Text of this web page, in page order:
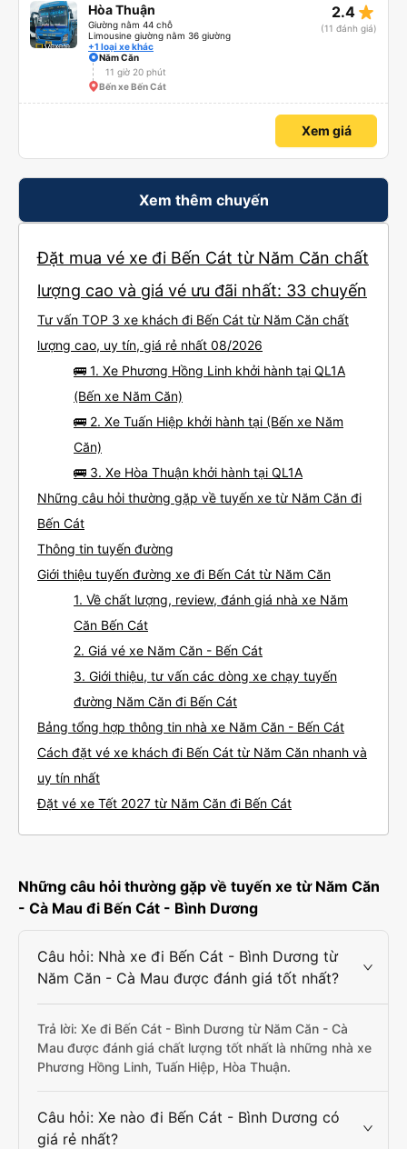
Hòa Thuận
Giường nằm 44 chỗ
Limousine giường nằm 36 giường
+1 loại xe khác
2.4 star_rate
(11 đánh giá)
Năm Căn
11 giờ 20 phút
Bến xe Bến Cát
Xem giá
Xem thêm chuyến
Đặt mua vé xe đi Bến Cát từ Năm Căn chất
lượng cao và giá vé ưu đãi nhất: 33 chuyến
Tư vấn TOP 3 xe khách đi Bến Cát từ Năm Căn chất
lượng cao, uy tín, giá rẻ nhất 08/2026
🚌 1. Xe Phương Hồng Linh khởi hành tại QL1A
(Bến xe Năm Căn)
🚌 2. Xe Tuấn Hiệp khởi hành tại (Bến xe Năm
Căn)
🚌 3. Xe Hòa Thuận khởi hành tại QL1A
Những câu hỏi thường gặp về tuyến xe từ Năm Căn đi
Bến Cát
Thông tin tuyến đường
Giới thiệu tuyến đường xe đi Bến Cát từ Năm Căn
1. Về chất lượng, review, đánh giá nhà xe Năm
Căn Bến Cát
2. Giá vé xe Năm Căn - Bến Cát
3. Giới thiệu, tư vấn các dòng xe chạy tuyến
đường Năm Căn đi Bến Cát
Bảng tổng hợp thông tin nhà xe Năm Căn - Bến Cát
Cách đặt vé xe khách đi Bến Cát từ Năm Căn nhanh và
uy tín nhất
Đặt vé xe Tết 2027 từ Năm Căn đi Bến Cát
Những câu hỏi thường gặp về tuyến xe từ Năm Căn
- Cà Mau đi Bến Cát - Bình Dương
Câu hỏi: Nhà xe đi Bến Cát - Bình Dương từ
Năm Căn - Cà Mau được đánh giá tốt nhất?
Trả lời: Xe đi Bến Cát - Bình Dương từ Năm Căn - Cà
Mau được đánh giá chất lượng tốt nhất là những nhà xe
Phương Hồng Linh, Tuấn Hiệp, Hòa Thuận.
Câu hỏi: Xe nào đi Bến Cát - Bình Dương có
giá rẻ nhất?